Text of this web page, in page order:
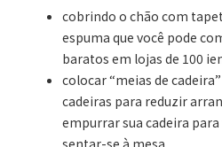
cobrindo o chão com
espuma que você pode
baratos em lojas de 100
colocar “meias de
cadeiras para reduzir
empurrar sua cadeira
sentar-se à mesa